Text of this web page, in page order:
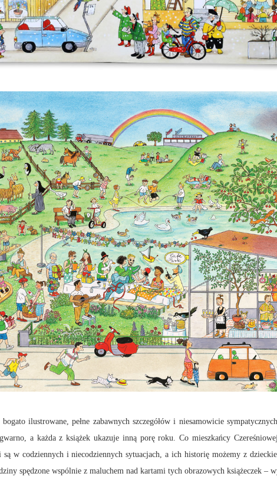
ilustrowane, pełne zabawnych szczegółów i niesamowicie
a każda z książek ukazuje inną porę roku. Co mieszkańcy
w codziennych i niecodziennych sytuacjach, a ich historię możemy z
spędzone wspólnie z maluchem nad kartami tych obrazowych książeczek –